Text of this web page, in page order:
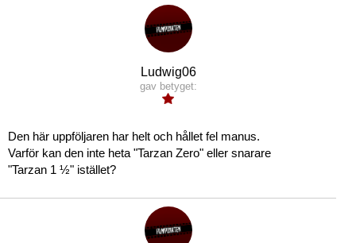
Ludwig06
gav betyget:
Den här uppföljaren har helt och hållet fel manus.
Varför kan den inte heta "Tarzan Zero" eller snarare
"Tarzan 1 ½" istället?